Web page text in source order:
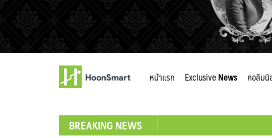
หน้าแรก ExclusiveNews คอลัม
BREAKING NEWS